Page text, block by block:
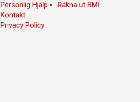
Personlig Hjälp
Kontakt
Privacy Policy
Räkna ut BMI